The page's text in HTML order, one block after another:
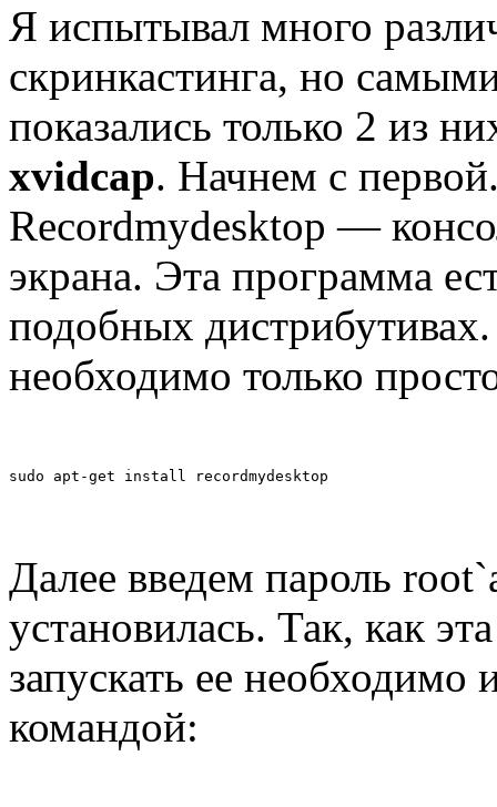
Я испытывал много
скринкастинга, но
показались только 2 из
xvidcap. Начнем с
Recordmydesktop —
экрана. Эта программа
подобных
необходимо только
sudo apt-get install recordmydesktop
Далее введем пароль
установилась. Так, как
запускать ее необходимо
командой: